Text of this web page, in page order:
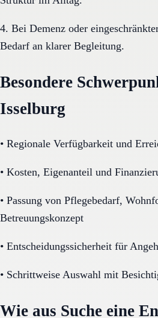
4. Bei Demenz oder
Bedarf an klarer Begleitung.
Besondere
Isselburg
• Regionale Verfügbarkeit und
• Kosten, Eigenanteil und
• Passung von Pflegebedarf,
Betreuungskonzept
• Entscheidungssicherheit für
• Schrittweise Auswahl mit
Wie aus Suche eine